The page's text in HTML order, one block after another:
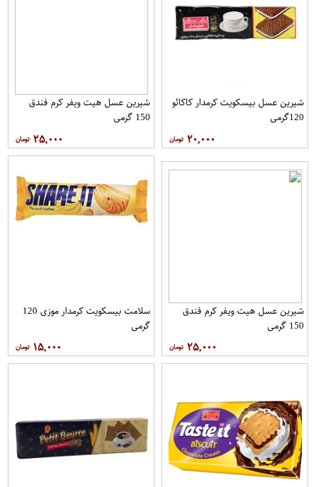
شیرین عسل بیسکویت کرمدار کاکائو
120گرمی
۲۰,۰۰۰
شیرین عسل هیت ویفر کرم فندق
150 گرمی
۲۵,۰۰۰
شیرین عسل هیت ویفر کرم فندق
150 گرمی
۲۵,۰۰۰
سلامت بیسکویت کرمدار موزی 120
گرمی
۱۵,۰۰۰